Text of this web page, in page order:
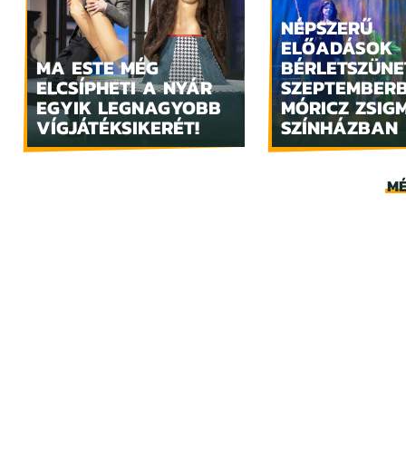
MA ESTE MÉG
ELCSÍPHETI A NYÁR
EGYIK LEGNAGYOBB
VÍGJÁTÉKSIKERÉT!
NÉPSZERŰ
ELŐADÁSOK
MÓRICZ
SZÍNHÁZBAN